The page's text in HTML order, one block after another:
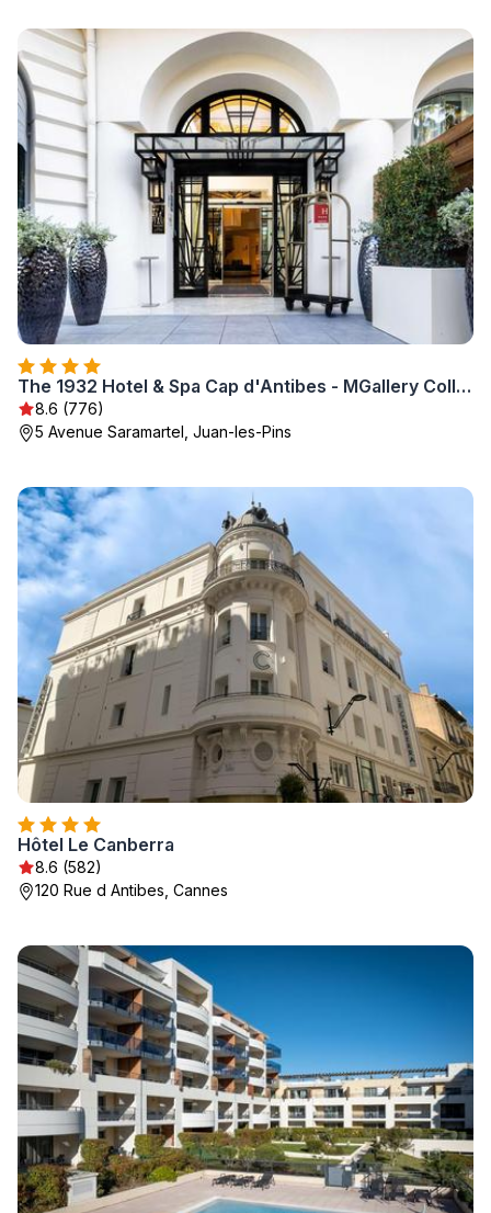
The 1932 Hotel & Spa Cap d'Antibes - MGallery Collection
8.6 (776)
5 Avenue Saramartel, Juan-les-Pins
Hôtel Le Canberra
8.6 (582)
120 Rue d Antibes, Cannes